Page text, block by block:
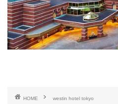
HOME westin hotel tokyo